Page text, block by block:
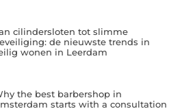
cilindersloten tot slimme
de nieuwste trends in
wonen in Leerdam
the best barbershop in
starts with a consultation